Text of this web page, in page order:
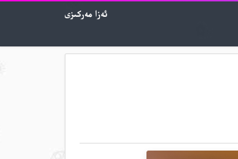
ئەزا مەركىزى